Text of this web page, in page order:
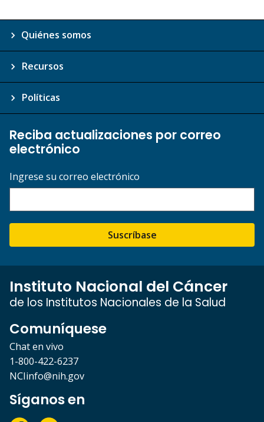
Quiénes somos
Recursos
Políticas
Reciba actualizaciones por correo
electrónico
Ingrese su correo electrónico
Suscríbase
Instituto Nacional del Cáncer
de los Institutos Nacionales de la Salud
Comuníquese
Chat en vivo
1-800-422-6237
NCIinfo@nih.gov
Síganos en